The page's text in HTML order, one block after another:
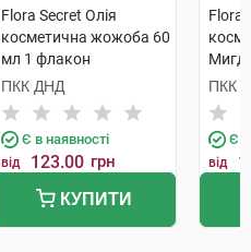
Flora Secret Олія
косметична жожоба 60
мл 1 флакон
ПКК ДНД
Є в наявності
від 123.00 грн
КУПИТИ
Flora
ПКК
Є в
від